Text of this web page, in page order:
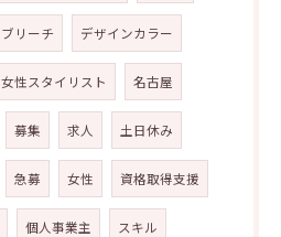
ブリーチ デザインカラー
女性スタイリスト 名古屋
募集 求人 土日休み
急募 女性 資格取得支援
個人事業主 スキル